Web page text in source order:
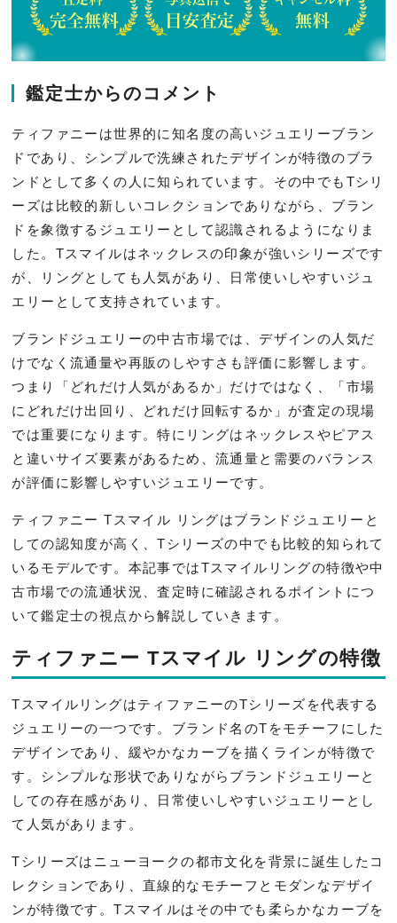
鑑定士からのコメント
ティファニーは世界的に知名度の高いジュエリーブラン
ドであり、シンプルで洗練されたデザインが特徴のブラ
ンドとして多くの人に知られています。その中でもTシリ
ーズは比較的新しいコレクションでありながら、ブラン
ドを象徴するジュエリーとして認識されるようになりま
した。Tスマイルはネックレスの印象が強いシリーズです
が、リングとしても人気があり、日常使いしやすいジュ
エリーとして支持されています。
ブランドジュエリーの中古市場では、デザインの人気だ
けでなく流通量や再販のしやすさも評価に影響します。
つまり「どれだけ人気があるか」だけではなく、「市場
にどれだけ出回り、どれだけ回転するか」が査定の現場
では重要になります。特にリングはネックレスやピアス
と違いサイズ要素があるため、流通量と需要のバランス
が評価に影響しやすいジュエリーです。
ティファニー Tスマイル リングはブランドジュエリーと
しての認知度が高く、Tシリーズの中でも比較的知られて
いるモデルです。本記事ではTスマイルリングの特徴や中
古市場での流通状況、査定時に確認されるポイントにつ
いて鑑定士の視点から解説していきます。
ティファニー Tスマイル リングの特徴
TスマイルリングはティファニーのTシリーズを代表する
ジュエリーの一つです。ブランド名のTをモチーフにした
デザインであり、緩やかなカーブを描くラインが特徴で
す。シンプルな形状でありながらブランドジュエリーと
しての存在感があり、日常使いしやすいジュエリーとし
て人気があります。
Tシリーズはニューヨークの都市文化を背景に誕生したコ
レクションであり、直線的なモチーフとモダンなデザイ
ンが特徴です。Tスマイルはその中でも柔らかなカーブを